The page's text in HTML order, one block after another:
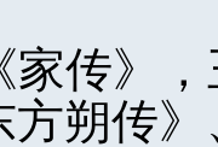
传》，
方朔传